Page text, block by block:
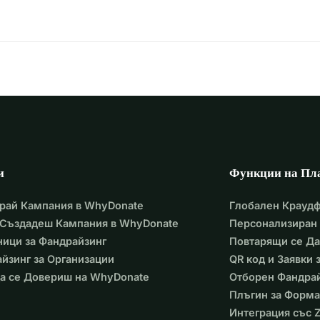
проверката без проблеми. Тъй като Индрехт е сега
този кораб, който е на над 100 години, да стане
Надяваме се, че ще ни помогнете.
Кампания в WhyDonate
Кампания в WhyDonate
за Фандрайзинг
за Организации
се Довериш на WhyDonate
Функции на
Глобален
Персонализиран
Повтарящи се
QR код и Заявки
Отборен
Плъгин за
Интеграция със